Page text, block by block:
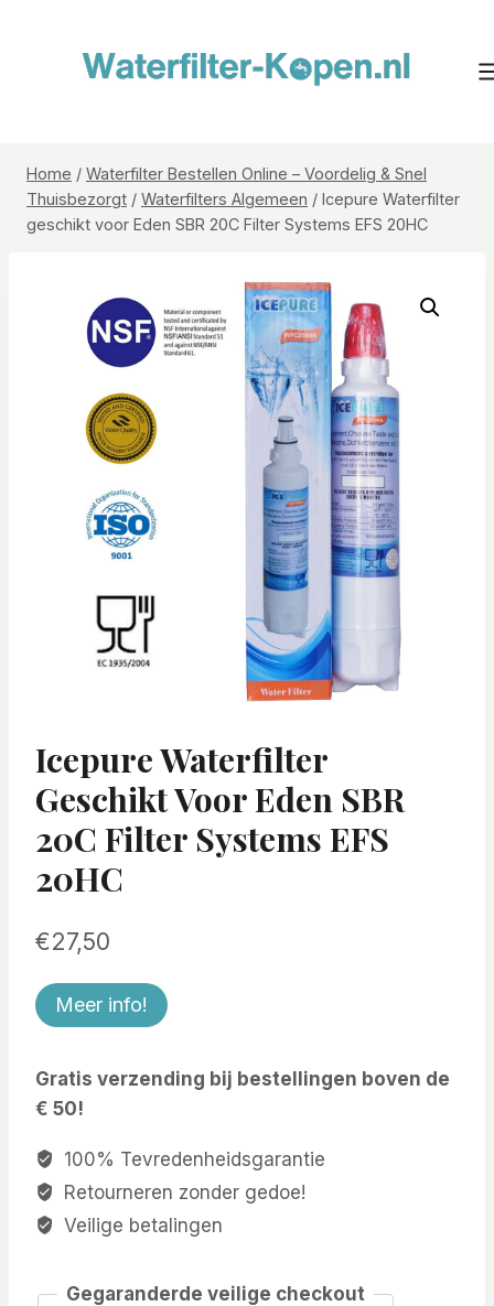
Home / Waterfilter Bestellen Online – Voordelig & Snel
Thuisbezorgt / Waterfilters Algemeen / Icepure Waterfilter
geschikt voor Eden SBR 20C Filter Systems EFS 20HC
Icepure Waterfilter
Geschikt Voor Eden SBR
20C Filter Systems EFS
20HC
€27,50
Meer info!
Gratis verzending bij bestellingen boven de
€ 50!
100% Tevredenheidsgarantie
Retourneren zonder gedoe!
Veilige betalingen
Gegaranderde veilige checkout